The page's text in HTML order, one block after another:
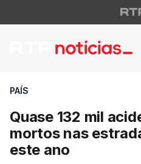
Quase
PAÍS
Quase 132 mil
mortos nas
este ano